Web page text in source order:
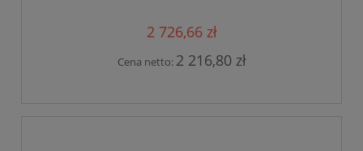
2 726,66 zł
Cena netto: 2 216,80 zł